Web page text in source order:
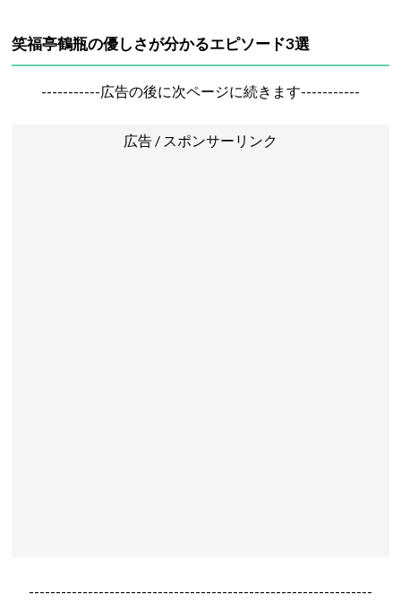
笑福亭鶴瓶の優しさが分かるエピソード3選
-----------広告の後に次ページに続きます-----------
広告 / スポンサーリンク
----------------------------------------------------------------